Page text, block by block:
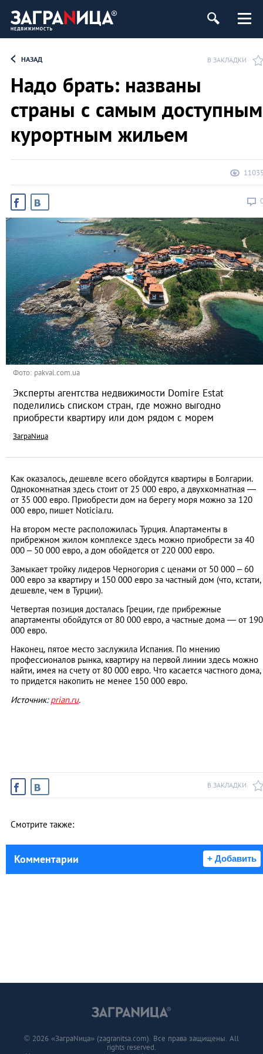
НАЗАД В ЗАКЛАДКИ
Надо брать: названы
страны с самым доступным
курортным жильем
Фото: pakval.com.ua
Эксперты агентства недвижимости Domire Estat
поделились списком стран, где можно выгодно
приобрести квартиру или дом рядом с морем
ЗаграNица
Как оказалось, дешевле всего обойдутся квартиры в Болгарии.
Однокомнатная здесь стоит от 25 000 евро, а двухкомнатная ―
от 35 000 евро. Приобрести дом на берегу моря можно за 120
000 евро, пишет Noticia.ru.
На втором месте расположилась Турция. Апартаменты в
прибрежном жилом комплексе здесь можно приобрести за 40
000 – 50 000 евро, а дом обойдется от 220 000 евро.
Замыкает тройку лидеров Черногория с ценами от 50 000 – 60
000 евро за квартиру и 150 000 евро за частный дом (что, кстати,
дешевле, чем в Турции).
Четвертая позиция досталась Греции, где прибрежные
апартаменты обойдутся от 80 000 евро, а частные дома ― от 190
000 евро.
Наконец, пятое место заслужила Испания. По мнению
профессионалов рынка, квартиру на первой линии здесь можно
найти, имея на счету от 80 000 евро. Что касается частного дома,
то придется накопить не менее 150 000 евро.
Источник:prian.ru.
В ЗАКЛАДКИ
Смотрите также:
Комментарии + Добавить
© 2026 «ЗаграNица» (zagranitsa.com). Все права защищены. All
rights reserved.